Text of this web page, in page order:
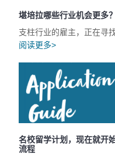
堪培拉哪些行业机会更多
支柱行业的雇主，正在寻
阅读更多>
名校留学计划，现在就开
流程